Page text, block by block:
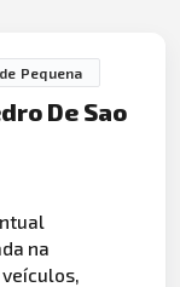
Pequena
De Sao
na